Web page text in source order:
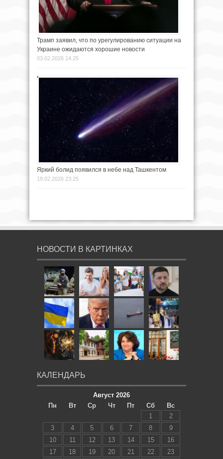
Трамп заявил, что по урегулированию ситуации на
Украине ожидаются хорошие новости
03.02.2026 14:25
Яркий болид появился в небе над Ташкентом
19.02.2026 23:25
НОВОСТИ В КАРТИНКАХ
КАЛЕНДАРЬ
Август 2026
Пн
Вт Ср Чт Пт Сб
Вс
1
2
3
4 5 6 7 8
9
10
11 12 13 14 15
16
17
18 19 20 21 22
23